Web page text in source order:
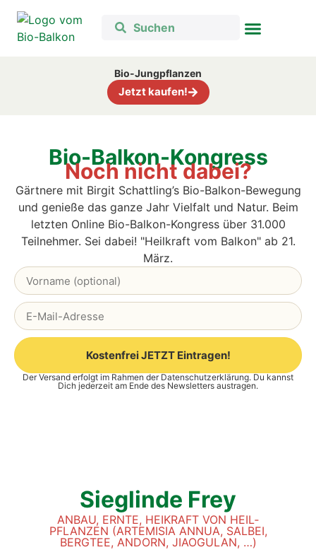
Bio-Jungpflanzen
Jetzt kaufen!
Sieg­lin­de Frey
ANBAU, ERN­TE, HEI­KRAFT VON HEIL­
PFLAN­ZEN (ARTE­MI­SIA ANNUA, SAL­BEI,
BERG­TEE, ANDORN, JIAO­GU­LAN, …)
Bio-Balkon-Kongress
Noch nicht dabei?
Gärtnere mit Birgit Schattling’s Bio-Balkon-Bewegung
und genieße das ganze Jahr Vielfalt und Natur. Beim
letzten Online Bio-Balkon-Kongress über 31.000
Teilnehmer. Sei dabei! "Heilkraft vom Balkon" ab 21.
März.
Kostenfrei JETZT Eintragen!
Alternative:
Der Versand erfolgt im Rahmen der Datenschutzerklärung. Du kannst
Dich jederzeit am Ende des Newsletters austragen.